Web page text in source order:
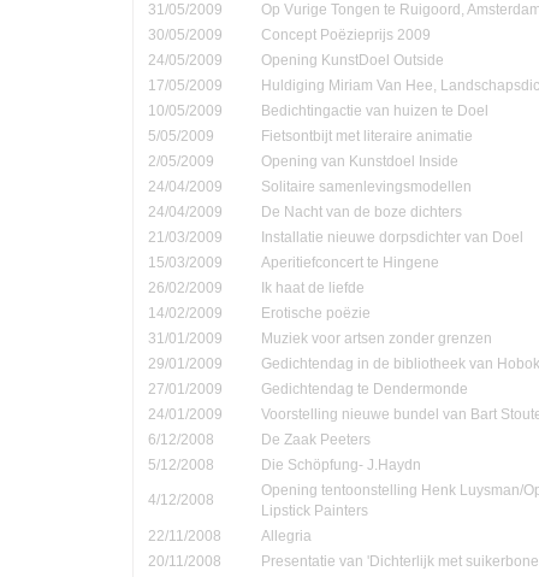
31/05/2009
Op Vurige Tongen te Ruigoord,
30/05/2009
Concept Poëzieprijs 2009
24/05/2009
Opening KunstDoel Outside
17/05/2009
Huldiging Miriam Van Hee,
10/05/2009
Bedichtingactie van huizen te Doel
5/05/2009
Fietsontbijt met literaire animatie
2/05/2009
Opening van Kunstdoel Inside
24/04/2009
Solitaire samenlevingsmodellen
24/04/2009
De Nacht van de boze dichters
21/03/2009
Installatie nieuwe dorpsdichter van Doel
15/03/2009
Aperitiefconcert te Hingene
26/02/2009
Ik haat de liefde
14/02/2009
Erotische poëzie
31/01/2009
Muziek voor artsen zonder grenzen
29/01/2009
Gedichtendag in de bibliotheek van
27/01/2009
Gedichtendag te Dendermonde
24/01/2009
Voorstelling nieuwe bundel van Bart
6/12/2008
De Zaak Peeters
5/12/2008
Die Schöpfung- J.Haydn
4/12/2008
Opening tentoonstelling Henk Luysman/
Lipstick Painters
22/11/2008
Allegria
20/11/2008
Presentatie van 'Dichterlijk met